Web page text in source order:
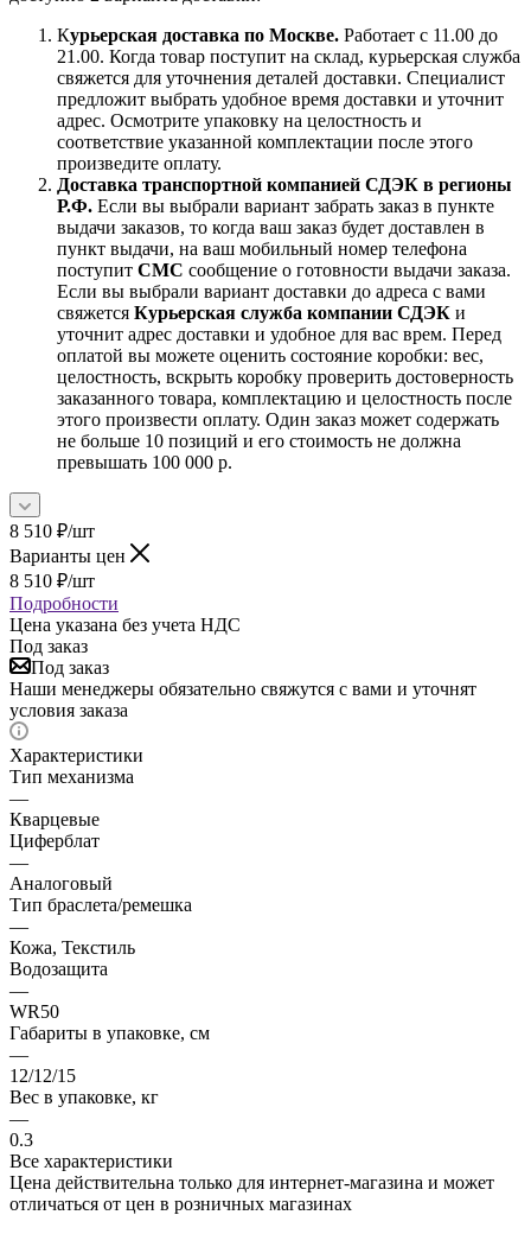
Курьерская доставка по Москве. Работает с 11.00 до
21.00. Когда товар поступит на склад, курьерская служба
свяжется для уточнения деталей доставки. Специалист
предложит выбрать удобное время доставки и уточнит
адрес. Осмотрите упаковку на целостность и
соответствие указанной комплектации после этого
произведите оплату.
Доставка транспортной компанией СДЭК в регионы
Р.Ф. Если вы выбрали вариант забрать заказ в пункте
выдачи заказов, то когда ваш заказ будет доставлен в
пункт выдачи, на ваш мобильный номер телефона
поступит СМС сообщение о готовности выдачи заказа.
Если вы выбрали вариант доставки до адреса с вами
свяжется Курьерская служба компании СДЭК и
уточнит адрес доставки и удобное для вас врем. Перед
оплатой вы можете оценить состояние коробки: вес,
целостность, вскрыть коробку проверить достоверность
заказанного товара, комплектацию и целостность после
этого произвести оплату. Один заказ может содержать
не больше 10 позиций и его стоимость не должна
превышать 100 000 р.
8 510 ₽/шт
Варианты цен
8 510 ₽/шт
Подробности
Цена указана без учета НДС
Под заказ
Под заказ
Наши менеджеры обязательно свяжутся с вами и уточнят
условия заказа
Характеристики
Тип механизма
—
Кварцевые
Циферблат
—
Аналоговый
Тип браслета/ремешка
—
Кожа, Текстиль
Водозащита
—
WR50
Габариты в упаковке, см
—
12/12/15
Вес в упаковке, кг
—
0.3
Все характеристики
Цена действительна только для интернет-магазина и может
отличаться от цен в розничных магазинах